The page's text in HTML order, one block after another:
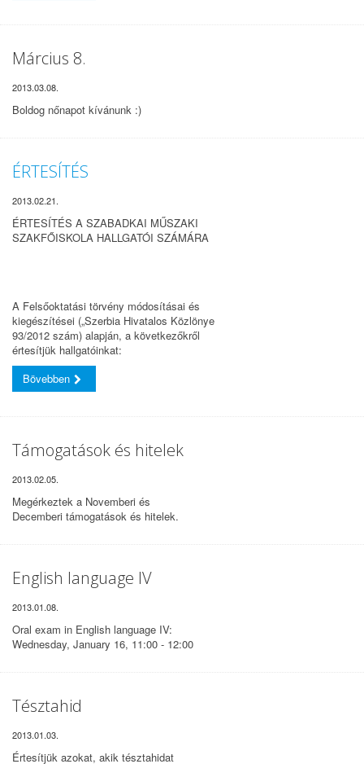
Március 8.
2013.03.08.
Boldog nőnapot kívánunk :)
ÉRTESÍTÉS
2013.02.21.
ÉRTESÍTÉS A SZABADKAI MŰSZAKI
SZAKFŐISKOLA HALLGATÓI SZÁMÁRA
A Felsőoktatási törvény módosításai és
kiegészítései („Szerbia Hivatalos Közlönye
93/2012 szám) alapján, a következőkről
értesítjük hallgatóinkat:
Bövebben
Támogatások és hitelek
2013.02.05.
Megérkeztek a Novemberi és
Decemberi támogatások és hitelek.
English language IV
2013.01.08.
Oral exam in English language IV:
Wednesday, January 16, 11:00 - 12:00
Tésztahid
2013.01.03.
Értesítjük azokat, akik tésztahidat